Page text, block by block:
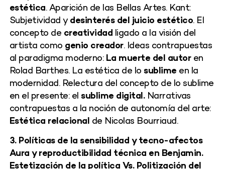
estética. Aparición de las Bellas Artes. Kant:
Subjetividad ydesinterés del juicio estético. El
concepto de creatividad ligado a la visión del
artista como genio creador. Ideas contrapuestas
al paradigma moderno: La muerte del autoren
Rolad Barthes. La estética de losublime en la
modernidad. Relectura del concepto de lo sublime
en el presente: elsublime digital.Narrativas
contrapuestas a la noción de autonomía del arte:
Estética relacional de Nicolas Bourriaud.
3. Políticas de la sensibilidad y tecno-afectos
Aura y reproductibilidad técnica en Benjamin.
Estetización de la política Vs. Politización del